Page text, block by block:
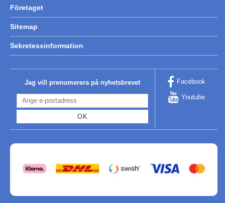
Företaget
Sitemap
Sekretessinformation
Jag vill prenumerera på nyhetsbrevet
OK
Facebook
Youtube